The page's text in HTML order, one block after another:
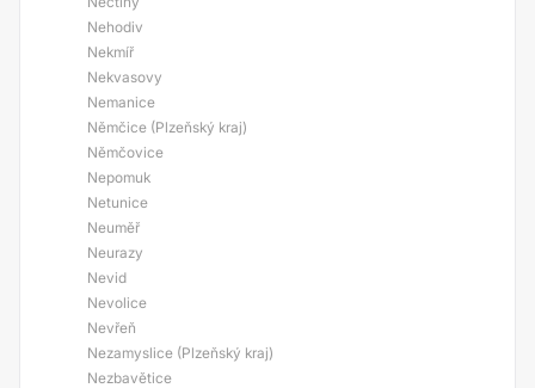
Nehodiv
Nekmíř
Nekvasovy
Nemanice
Němčice (Plzeňský kraj)
Němčovice
Nepomuk
Netunice
Neuměř
Neurazy
Nevid
Nevolice
Nevřeň
Nezamyslice (Plzeňský kraj)
Nezbavětice